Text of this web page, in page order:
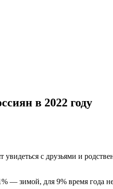
в 2022 году
с друзьями и
— зимой, для 9% время года